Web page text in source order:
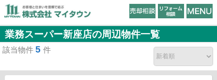
業務スーパー新座店の周辺物件一覧
該当物件 5 件